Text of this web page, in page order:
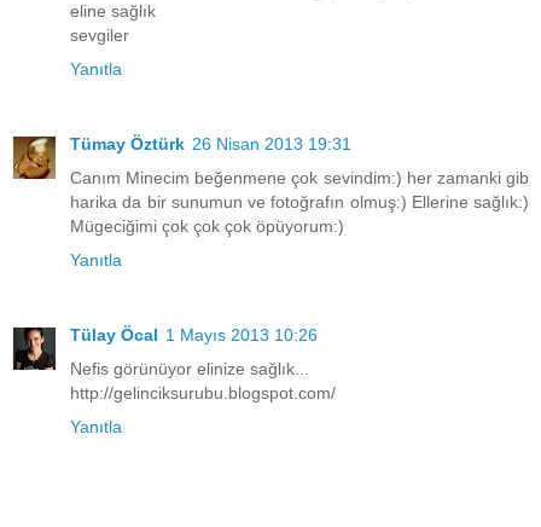
eline sağlık
sevgiler
Yanıtla
Tümay Öztürk 26 Nisan 2013 19:31
Canım Minecim beğenmene çok sevindim:) her zamanki gib
harika da bir sunumun ve fotoğrafın olmuş:) Ellerine sağlık:)
Mügeciğimi çok çok çok öpüyorum:)
Yanıtla
Tülay Öcal 1 Mayıs 2013 10:26
Nefis görünüyor elinize sağlık...
http://gelinciksurubu.blogspot.com/
Yanıtla